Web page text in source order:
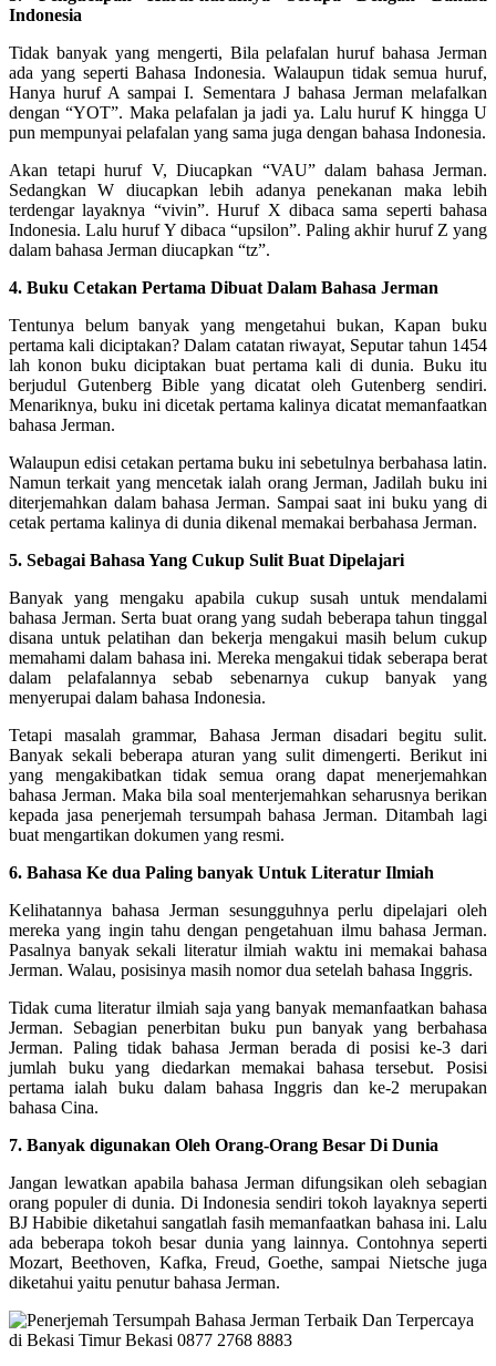
Indonesia
Tidak banyak yang mengerti, Bila pelafalan huruf bahasa Jerman
ada yang seperti Bahasa Indonesia. Walaupun tidak semua huruf,
Hanya huruf A sampai I. Sementara J bahasa Jerman melafalkan
dengan “YOT”. Maka pelafalan ja jadi ya. Lalu huruf K hingga U
pun mempunyai pelafalan yang sama juga dengan bahasa Indonesia.
Akan tetapi huruf V, Diucapkan “VAU” dalam bahasa Jerman.
Sedangkan W diucapkan lebih adanya penekanan maka lebih
terdengar layaknya “vivin”. Huruf X dibaca sama seperti bahasa
Indonesia. Lalu huruf Y dibaca “upsilon”. Paling akhir huruf Z yang
dalam bahasa Jerman diucapkan “tz”.
4. Buku Cetakan Pertama Dibuat Dalam Bahasa Jerman
Tentunya belum banyak yang mengetahui bukan, Kapan buku
pertama kali diciptakan? Dalam catatan riwayat, Seputar tahun 1454
lah konon buku diciptakan buat pertama kali di dunia. Buku itu
berjudul Gutenberg Bible yang dicatat oleh Gutenberg sendiri.
Menariknya, buku ini dicetak pertama kalinya dicatat memanfaatkan
bahasa Jerman.
Walaupun edisi cetakan pertama buku ini sebetulnya berbahasa latin.
Namun terkait yang mencetak ialah orang Jerman, Jadilah buku ini
diterjemahkan dalam bahasa Jerman. Sampai saat ini buku yang di
cetak pertama kalinya di dunia dikenal memakai berbahasa Jerman.
5. Sebagai Bahasa Yang Cukup Sulit Buat Dipelajari
Banyak yang mengaku apabila cukup susah untuk mendalami
bahasa Jerman. Serta buat orang yang sudah beberapa tahun tinggal
disana untuk pelatihan dan bekerja mengakui masih belum cukup
memahami dalam bahasa ini. Mereka mengakui tidak seberapa berat
dalam pelafalannya sebab sebenarnya cukup banyak yang
menyerupai dalam bahasa Indonesia.
Tetapi masalah grammar, Bahasa Jerman disadari begitu sulit.
Banyak sekali beberapa aturan yang sulit dimengerti. Berikut ini
yang mengakibatkan tidak semua orang dapat menerjemahkan
bahasa Jerman. Maka bila soal menterjemahkan seharusnya berikan
kepada jasa penerjemah tersumpah bahasa Jerman. Ditambah lagi
buat mengartikan dokumen yang resmi.
6. Bahasa Ke dua Paling banyak Untuk Literatur Ilmiah
Kelihatannya bahasa Jerman sesungguhnya perlu dipelajari oleh
mereka yang ingin tahu dengan pengetahuan ilmu bahasa Jerman.
Pasalnya banyak sekali literatur ilmiah waktu ini memakai bahasa
Jerman. Walau, posisinya masih nomor dua setelah bahasa Inggris.
Tidak cuma literatur ilmiah saja yang banyak memanfaatkan bahasa
Jerman. Sebagian penerbitan buku pun banyak yang berbahasa
Jerman. Paling tidak bahasa Jerman berada di posisi ke-3 dari
jumlah buku yang diedarkan memakai bahasa tersebut. Posisi
pertama ialah buku dalam bahasa Inggris dan ke-2 merupakan
bahasa Cina.
7. Banyak digunakan Oleh Orang-Orang Besar Di Dunia
Jangan lewatkan apabila bahasa Jerman difungsikan oleh sebagian
orang populer di dunia. Di Indonesia sendiri tokoh layaknya seperti
BJ Habibie diketahui sangatlah fasih memanfaatkan bahasa ini. Lalu
ada beberapa tokoh besar dunia yang lainnya. Contohnya seperti
Mozart, Beethoven, Kafka, Freud, Goethe, sampai Nietsche juga
diketahui yaitu penutur bahasa Jerman.